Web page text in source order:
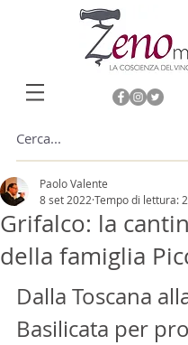
Grifalco: la
della famiglia
Paolo Valente
8 set 2022 Tempo di lettura:
Dalla Toscana
Basilicata per